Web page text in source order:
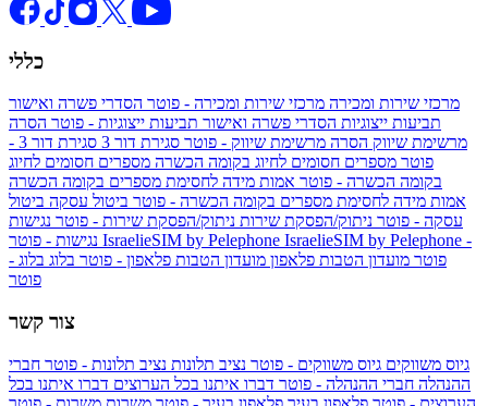
כללי
מרכזי שירות ומכירה מרכזי שירות ומכירה - פוטר הסדרי פשרה ואישור
תביעות ייצוגיות הסדרי פשרה ואישור תביעות ייצוגיות - פוטר הסרה
מרשימת שיווק הסרה מרשימת שיווק - פוטר סגירת דור 3
סגירת דור 3 -
פוטר מספרים חסומים לחיוג בקומה הכשרה מספרים חסומים לחיוג
בקומה הכשרה - פוטר אמות מידה לחסימת מספרים בקומה הכשרה
אמות מידה לחסימת מספרים בקומה הכשרה - פוטר ביטול עסקה ביטול
עסקה - פוטר ניתוק/הפסקת שירות ניתוק/הפסקת שירות - פוטר נגישות
IsraelieSIM by Pelephone IsraelieSIM by Pelephone -
פוטר מועדון הטבות פלאפון מועדון הטבות פלאפון - פוטר בלוג בלוג -
פוטר
צור קשר
גיוס משווקים גיוס משווקים - פוטר נציב תלונות נציב תלונות - פוטר חברי
ההנהלה חברי ההנהלה - פוטר דברו איתנו בכל הערוצים דברו איתנו בכל